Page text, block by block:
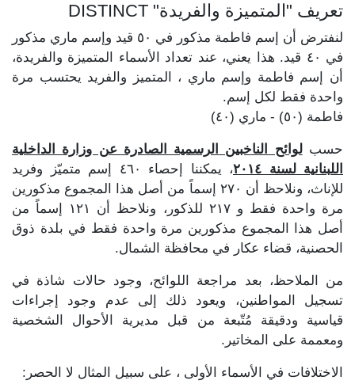
تعريف "المتميزة والفريدة" DISTINCT
لنفترض أن إسم فاطمة مذكور في ٥٠ قيد وإسم ماري مذكور
في ٤٠ قيد. هذا يعني، عند تعداد الأسماء المتميزة والفريدة،
أن إسم فاطمة وإسم ماري ، المتميز والفريد يحتسب مرة
واحدة فقط لكل إسم.
فاطمة (٥٠) - ماري (٤٠)
حسبلوائح الناخبين الرسمية الصادرة عن وزارة الداخلية
اللبنانية لسنة ٢٠١٤
، يمكننا إحصاء ٤٦٠ إسم متميّز وفريد
للإناث، ونلاحظ أن ٢٧٠ إسماً من أصل هذا المجموع مذكورين
مرة واحدة فقط و ٢١٧ للذكور، ونلاحظ أن ١٢١ إسماً من
أصل هذا المجموع مذكورين مرة واحدة فقط في بلدة ذوق
الحصنية، قضاء عكار في محافظة الشمال.
من الملاحظ، بعد مراجعة اللوائح، وجود حالات شاذة في
تسجيل المواطنين، ويعود ذلك إلى عدم وجود إجراءات
قياسية ودقيقة مُتّبعة من قبل مديرية الأحوال الشخصية
ومعممة على المخاتير.
الاختلافات في الأسماء الأولى ، على سبيل المثال لا الحصر: